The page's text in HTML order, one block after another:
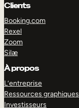
Clients
Booking.com
Rexel
Zoom
Silæ
À propos
L’entreprise
Ressources graphiques
Investisseurs